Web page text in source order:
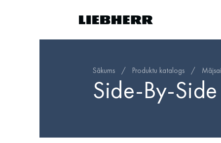
Sākums / Produktu katalogs /
Side-By-Side